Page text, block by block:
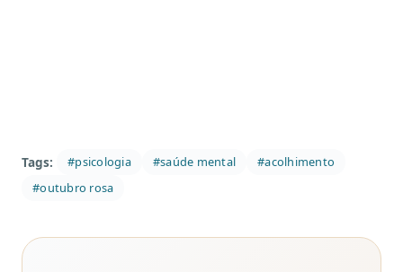
Tags: #psicologia #saúde mental
#acolhimento
#outubro rosa